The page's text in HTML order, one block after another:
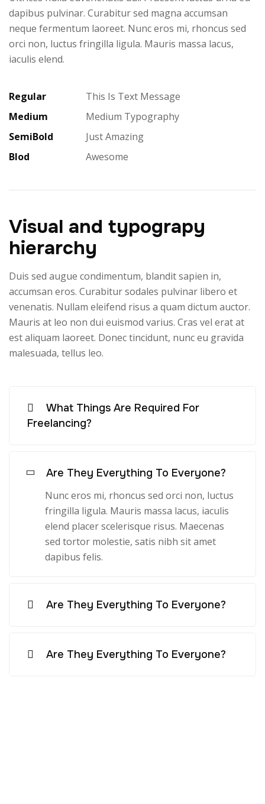
dapibus pulvinar. Curabitur sed magna accumsan
neque fermentum laoreet. Nunc eros mi, rhoncus sed
orci non, luctus fringilla ligula. Mauris massa lacus,
iaculis elend.
Regular
Medium
SemiBold
Blod
This Is Text Message
Medium Typography
Just Amazing
Awesome
Visual and typograpy
hierarchy
Duis sed augue condimentum, blandit sapien in,
accumsan eros. Curabitur sodales pulvinar libero et
venenatis. Nullam eleifend risus a quam dictum auctor.
Mauris at leo non dui euismod varius. Cras vel erat at
est aliquam laoreet. Donec tincidunt, nunc eu gravida
malesuada, tellus leo.
What Things Are Required For
Freelancing?
Are They Everything To Everyone?
Nunc eros mi, rhoncus sed orci non, luctus
fringilla ligula. Mauris massa lacus, iaculis
elend placer scelerisque risus. Maecenas
sed tortor molestie, satis nibh sit amet
dapibus felis.
Are They Everything To Everyone?
Are They Everything To Everyone?